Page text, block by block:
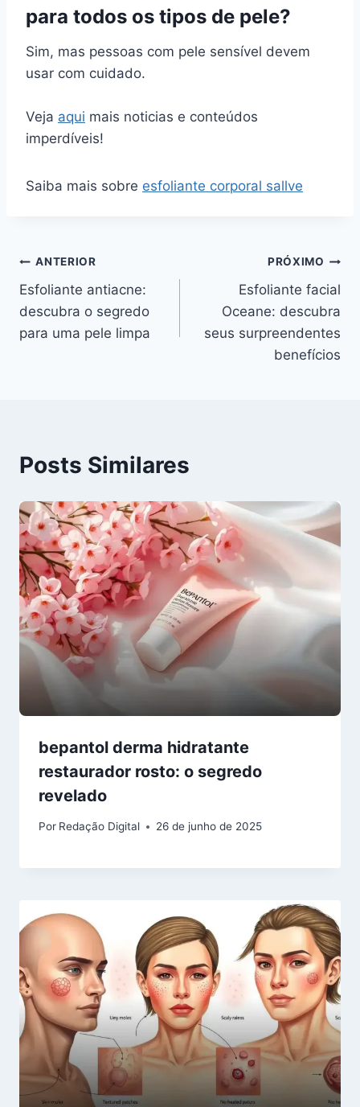
para todos os tipos de pele?
Sim, mas pessoas com pele sensível devem
usar com cuidado.
Veja aqui mais noticias e conteúdos
imperdíveis!
Saiba mais sobre esfoliante corporal sallve
Navegação
de
Post
ANTERIOR
Esfoliante antiacne:
descubra o segredo
para uma pele limpa
PRÓXIMO
Esfoliante facial
Oceane: descubra
seus surpreendentes
benefícios
Posts Similares
bepantol derma hidratante
restaurador rosto: o segredo
revelado
Por Redação Digital 26 de junho de 2025